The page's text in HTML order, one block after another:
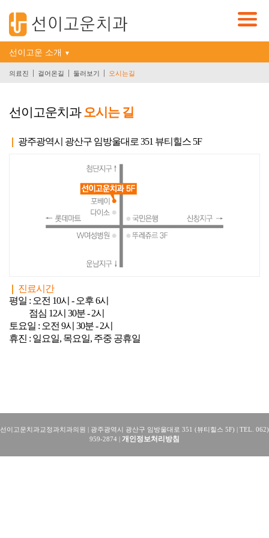
선이고운 소개 ▼
의료진 걸어온길 둘러보기 오시는길
선이고운치과오시는 길
광주광역시 광산구 임방울대로 351 뷰티힐스 5F
진료시간
평일 : 오전 10시 - 오후 6시
점심 12시 30분 - 2시
토요일 : 오전 9시 30분 - 2시
휴진 : 일요일, 목요일, 주중 공휴일
선이고운치과교정과치과의원 | 광주광역시 광산구 임방울대로 351 (뷰티힐스 5F) | TEL. 062)
959-2874 | 개인정보처리방침